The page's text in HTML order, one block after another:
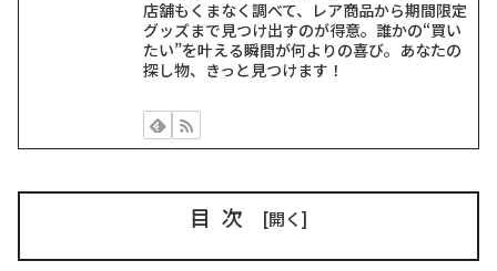
店舗もくまなく調べて、レア商品から期間限定
グッズまで見つけ出すのが得意。誰かの“買い
たい”を叶える瞬間が何よりの喜び。あなたの
探し物、きっと見つけます！
目次